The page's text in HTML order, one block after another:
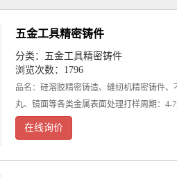
五金工具精密铸件
分类： 五金工具精密铸件
浏览次数：1796
品名：硅溶胶精密铸造、缝纫机精密铸件
丸、镜面等各类金属表面处理打样周期：4-
在线询价